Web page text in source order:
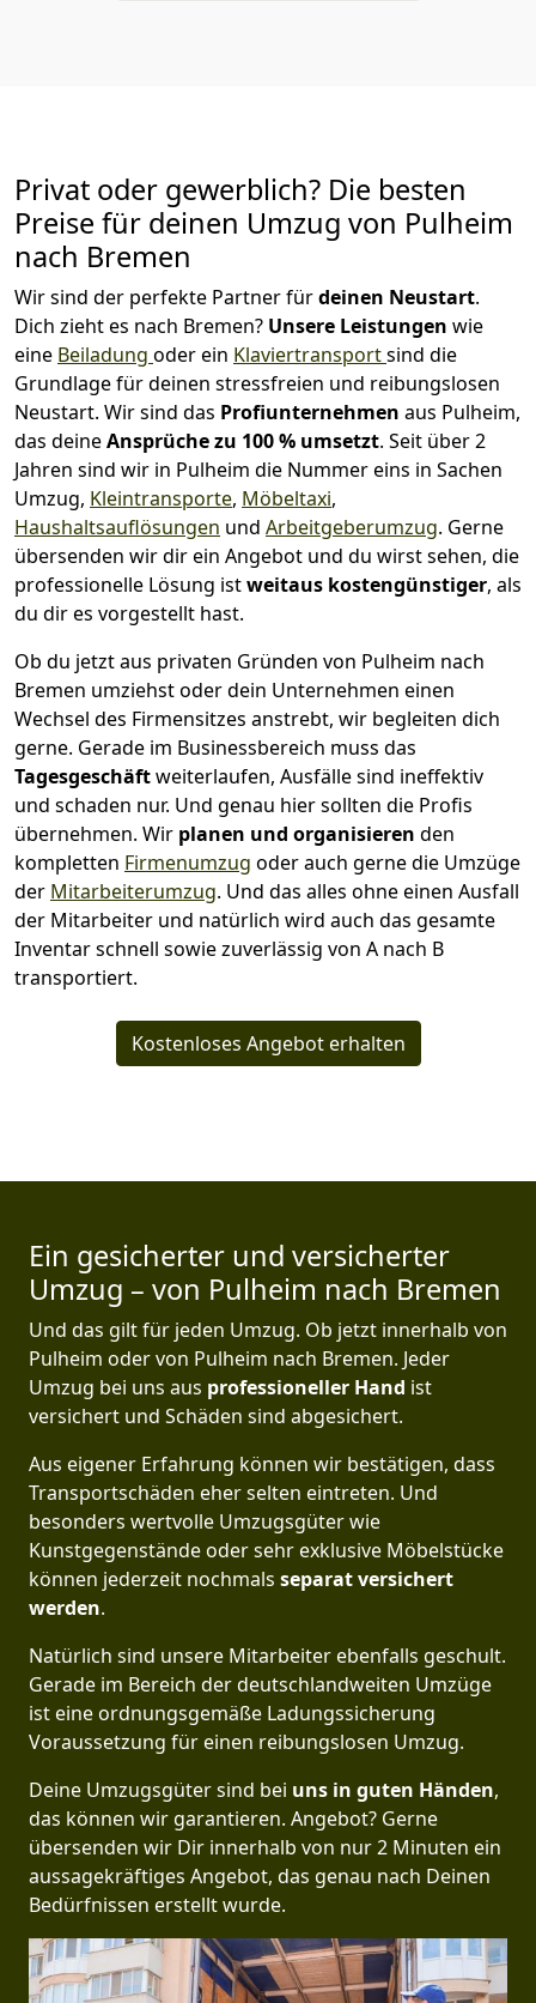
Privat oder gewerblich? Die besten
Preise für deinen Umzug von Pulheim
nach Bremen
Wir sind der perfekte Partner fürdeinen Neustart.
Dich zieht es nach Bremen? Unsere Leistungen wie
eine Beiladung oder ein Klaviertransportsind die
Grundlage für deinen stressfreien und reibungslosen
Neustart. Wir sind das Profiunternehmen aus Pulheim,
das deineAnsprüche zu 100 % umsetzt. Seit über 2
Jahren sind wir in Pulheim die Nummer eins in Sachen
Umzug, Kleintransporte, Möbeltaxi,
Haushaltsauflösungen und Arbeitgeberumzug. Gerne
übersenden wir dir ein Angebot und du wirst sehen, die
professionelle Lösung istweitaus kostengünstiger, als
du dir es vorgestellt hast.
Ob du jetzt aus privaten Gründen von Pulheim nach
Bremen umziehst oder dein Unternehmen einen
Wechsel des Firmensitzes anstrebt, wir begleiten dich
gerne. Gerade im Businessbereich muss das
Tagesgeschäftweiterlaufen, Ausfälle sind ineffektiv
und schaden nur. Und genau hier sollten die Profis
übernehmen. Wir planen und organisieren den
kompletten Firmenumzug oder auch gerne die Umzüge
der Mitarbeiterumzug. Und das alles ohne einen Ausfall
der Mitarbeiter und natürlich wird auch das gesamte
Inventar schnell sowie zuverlässig von A nach B
transportiert.
Kostenloses Angebot erhalten
Ein gesicherter und versicherter
Umzug – von Pulheim nach Bremen
Und das gilt für jeden Umzug. Ob jetzt innerhalb von
Pulheim oder von Pulheim nach Bremen. Jeder
Umzug bei uns aus professioneller Hand ist
versichert und Schäden sind abgesichert.
Aus eigener Erfahrung können wir bestätigen, dass
Transportschäden eher selten eintreten. Und
besonders wertvolle Umzugsgüter wie
Kunstgegenstände oder sehr exklusive Möbelstücke
können jederzeit nochmals separat versichert
werden.
Natürlich sind unsere Mitarbeiter ebenfalls geschult.
Gerade im Bereich der deutschlandweiten Umzüge
ist eine ordnungsgemäße Ladungssicherung
Voraussetzung für einen reibungslosen Umzug.
Deine Umzugsgüter sind bei uns in guten Händen,
das können wir garantieren. Angebot? Gerne
übersenden wir Dir innerhalb von nur 2 Minuten ein
aussagekräftiges Angebot, das genau nach Deinen
Bedürfnissen erstellt wurde.